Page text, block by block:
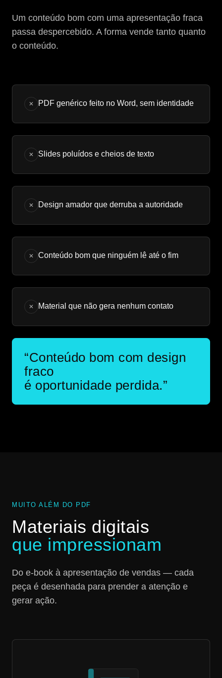
Um conteúdo bom com uma apresentação fraca
passa despercebido. A forma vende tanto quanto
o conteúdo.
✕ PDF genérico feito no Word, sem identidade
✕ Slides poluídos e cheios de texto
✕ Design amador que derruba a autoridade
✕ Conteúdo bom que ninguém lê até o fim
✕ Material que não gera nenhum contato
“Conteúdo bom com design
fraco
é oportunidade perdida.”
MUITO ALÉM DO PDF
Materiais digitais
que impressionam
Do e-book à apresentação de vendas — cada
peça é desenhada para prender a atenção e
gerar ação.